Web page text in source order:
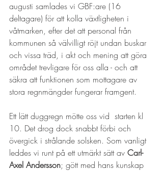
augusti samlades vi GBF:are (16
deltagare) för att kolla växtligheten i
våtmarken, efter det att personal från
kommunen så välvilligt röjt undan buskar
och vissa träd, i akt och mening att göra
området trevligare för oss alla - och att
säkra att funktionen som mottagare av
stora regnmängder fungerar framgent.
Ett lätt duggregn mötte oss vid  starten kl
10. Det drog dock snabbt förbi och
övergick i strålande solsken. Som vanligt
leddes vi runt på ett utmärkt sätt av Carl-
Axel Andersson; gött med hans kunskap